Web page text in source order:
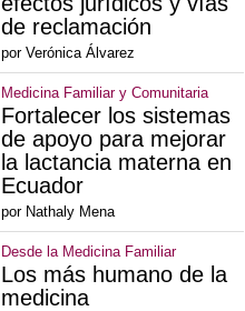
de reclamación
por Verónica Álvarez
Medicina Familiar y Comunitaria
Fortalecer los sistemas
de apoyo para mejorar
la lactancia materna en
Ecuador
por Nathaly Mena
Desde la Medicina Familiar
Los más humano de la
medicina